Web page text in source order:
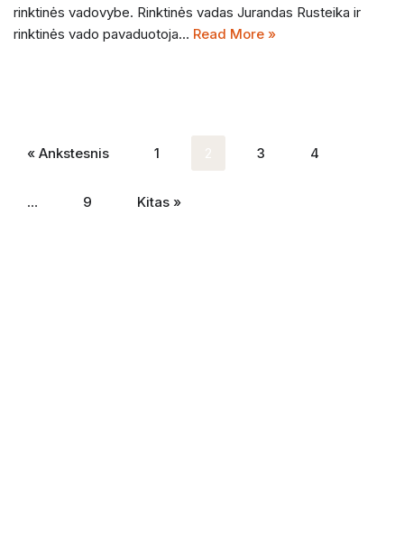
rinktinės vadovybe. Rinktinės vadas Jurandas Rusteika ir
rinktinės vado pavaduotoja… Read More »
« Ankstesnis 1 3 4
… 9 Kitas »